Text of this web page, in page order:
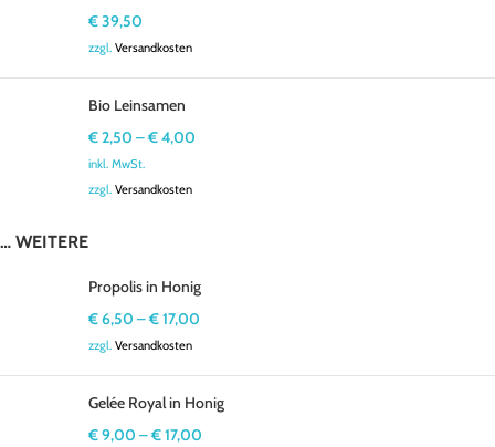
€39,50
zzgl. Versandkosten
Bio Leinsamen
€2,50 –€4,00
inkl. MwSt.
zzgl. Versandkosten
… WEITERE
Propolis in Honig
€6,50 –€17,00
zzgl. Versandkosten
Gelée Royal in Honig
€9,00 –€17,00